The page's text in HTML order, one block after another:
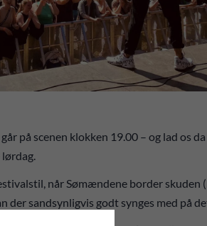
på scenen klokken 19.00 – og lad os
når Sømændene border skuden
der sandsynligvis godt synges med på